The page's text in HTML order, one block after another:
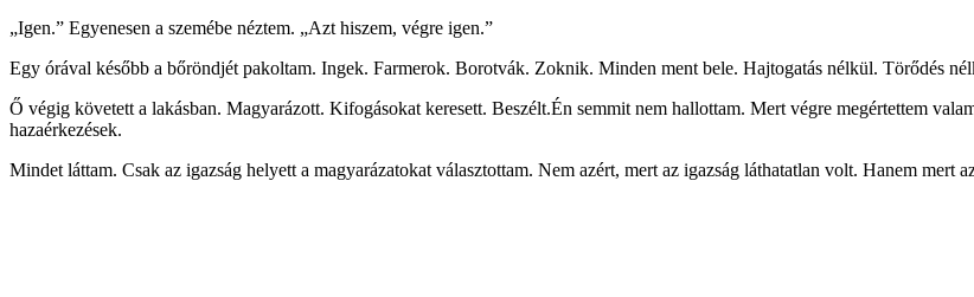
„Igen.” Egyenesen a szemébe néztem. „Azt hiszem, végre igen.”
Egy órával később a bőröndjét pakoltam. Ingek. Farmerok. Borotvák. Zoknik. Minden ment bele. Hajtogatás nélkül. Törődés
Ő végig követett a lakásban. Magyarázott. Kifogásokat keresett. Beszélt.Én semmit nem hallottam. Mert végre megértettem
hazaérkezések.
Mindet láttam. Csak az igazság helyett a magyarázatokat választottam. Nem azért, mert az igazság láthatatlan volt. Hanem mert